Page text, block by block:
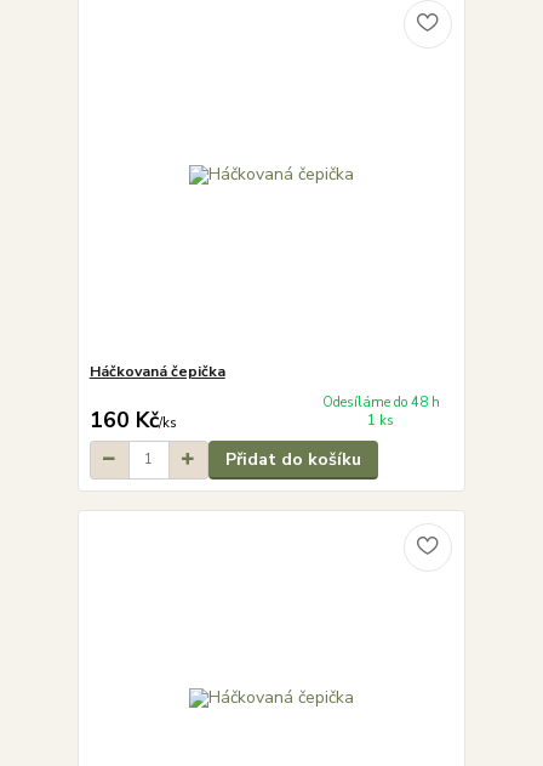
Háčkovaná čepička
160 Kč/ks
Odesíláme do 48 h
1 ks
Přidat do košíku